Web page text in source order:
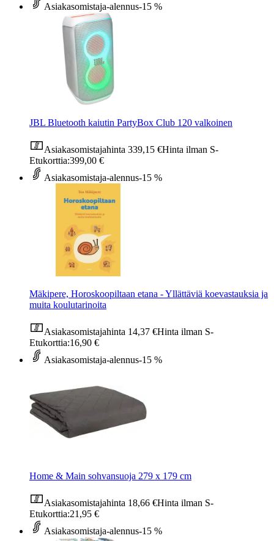
Asiakasomistaja-alennus-15 %
JBL Bluetooth kaiutin PartyBox Club 120 valkoinen
Asiakasomistajahinta 339,15 €Hinta ilman S-
Etukorttia:399,00 €
Asiakasomistaja-alennus-15 %
Mäkipere, Horoskoopiltaan etana - Yllättäviä koevastauksia ja
muita koulutarinoita
Asiakasomistajahinta 14,37 €Hinta ilman S-
Etukorttia:16,90 €
Asiakasomistaja-alennus-15 %
Home & Main sohvansuoja 279 x 179 cm
Asiakasomistajahinta 18,66 €Hinta ilman S-
Etukorttia:21,95 €
Asiakasomistaja-alennus-15 %